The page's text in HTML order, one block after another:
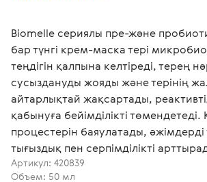
Biomelle сериялы пре-және
бар түнгі крем-маска тері
теңдігін қалпына келтіреді, терең
сусыздануды жояды және терінің
айтарлықтай жақсартады,
қабынуға бейімділікті
процестерін баяулатады, әжімдерді
тығыздық пен серпімділікті
Артикул: 420839
Объем: 50 мл